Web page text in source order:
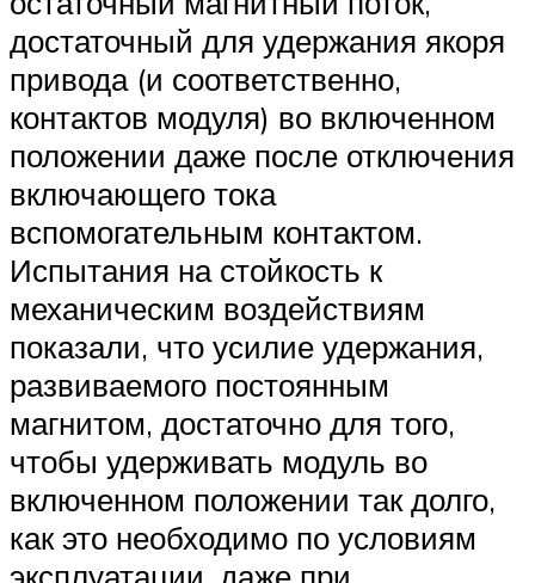
достаточный для удержания якоря
привода (и соответственно,
контактов модуля) во включенном
положении даже после отключения
включающего тока
вспомогательным контактом.
Испытания на стойкость к
механическим воздействиям
показали, что усилие удержания,
развиваемого постоянным
магнитом, достаточно для того,
чтобы удерживать модуль во
включенном положении так долго,
как это необходимо по условиям